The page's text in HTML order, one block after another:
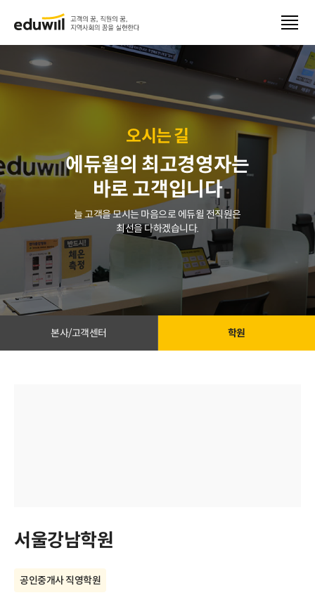
오시는 길
에듀윌의 최고경영자는
바로 고객입니다
늘 고객을 모시는 마음으로 에듀윌 전직원은
최선을 다하겠습니다.
본사/고객센터 학원
서울강남학원
공인중개사 직영학원